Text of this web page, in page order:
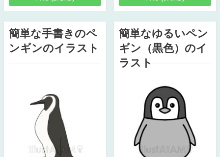
簡単な手書きのペ
ンギンのイラスト
簡単なゆるいペン
ギン（黒色）のイ
ラスト